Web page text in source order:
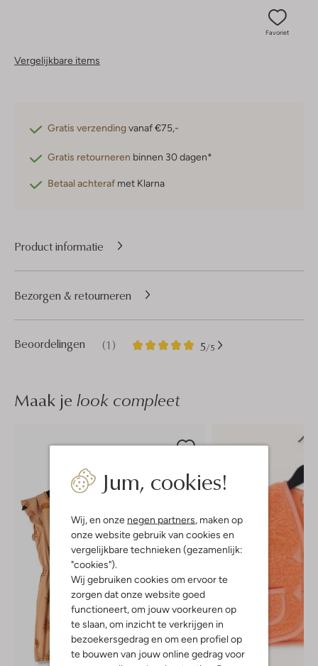
Jum, cookies!
Wij, en onze negen partners , maken op
onze website gebruik van cookies en
vergelijkbare technieken (gezamenlijk:
"cookies").
Wij gebruiken cookies om ervoor te
zorgen dat onze website goed
functioneert, om jouw voorkeuren op
te slaan, om inzicht te verkrijgen in
bezoekersgedrag en om een profiel op
te bouwen van jouw online gedrag voor
Favoriet
Vergelijkbare items
Gratis verzendingvanaf €75,-
Gratis retourneren binnen 30 dagen*
Betaal achteraf met Klarna
Product informatie
Beoordelingen (1) 5/5
1
5
Bezorgen & retourneren
Maak je look compleet